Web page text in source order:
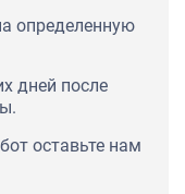
определенную
дней после
оставьте нам